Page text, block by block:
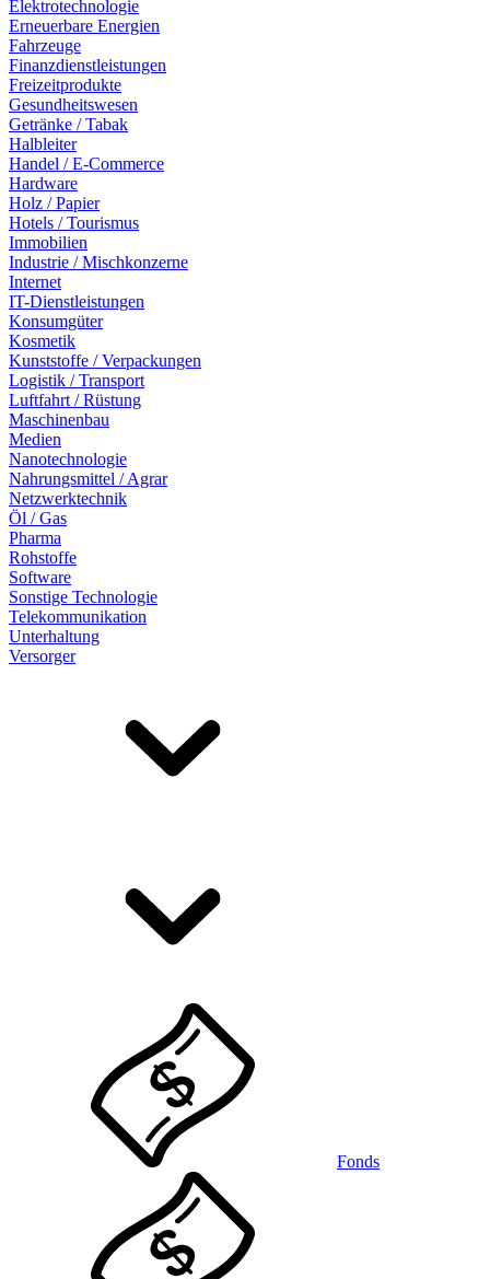
Elektrotechnologie
Erneuerbare Energien
Fahrzeuge
Finanzdienstleistungen
Freizeitprodukte
Gesundheitswesen
Getränke / Tabak
Halbleiter
Handel / E-Commerce
Hardware
Holz / Papier
Hotels / Tourismus
Immobilien
Industrie / Mischkonzerne
Internet
IT-Dienstleistungen
Konsumgüter
Kosmetik
Kunststoffe / Verpackungen
Logistik / Transport
Luftfahrt / Rüstung
Maschinenbau
Medien
Nanotechnologie
Nahrungsmittel / Agrar
Netzwerktechnik
Öl / Gas
Pharma
Rohstoffe
Software
Sonstige Technologie
Telekommunikation
Unterhaltung
Versorger
Fonds